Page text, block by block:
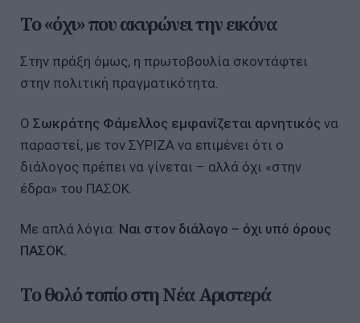
Το «όχι» που ακυρώνει την εικόνα
Στην πράξη όμως, η πρωτοβουλία σκοντάφτει
στην πολιτική πραγματικότητα.
Ο Σωκράτης Φάμελλος εμφανίζεται αρνητικός να
παραστεί, με τον ΣΥΡΙΖΑ να επιμένει ότι ο
διάλογος πρέπει να γίνεται – αλλά όχι «στην
έδρα» του ΠΑΣΟΚ.
Με απλά λόγια: Ναι στον διάλογο – όχι υπό όρους
ΠΑΣΟΚ.
Το θολό τοπίο στη Νέα Αριστερά